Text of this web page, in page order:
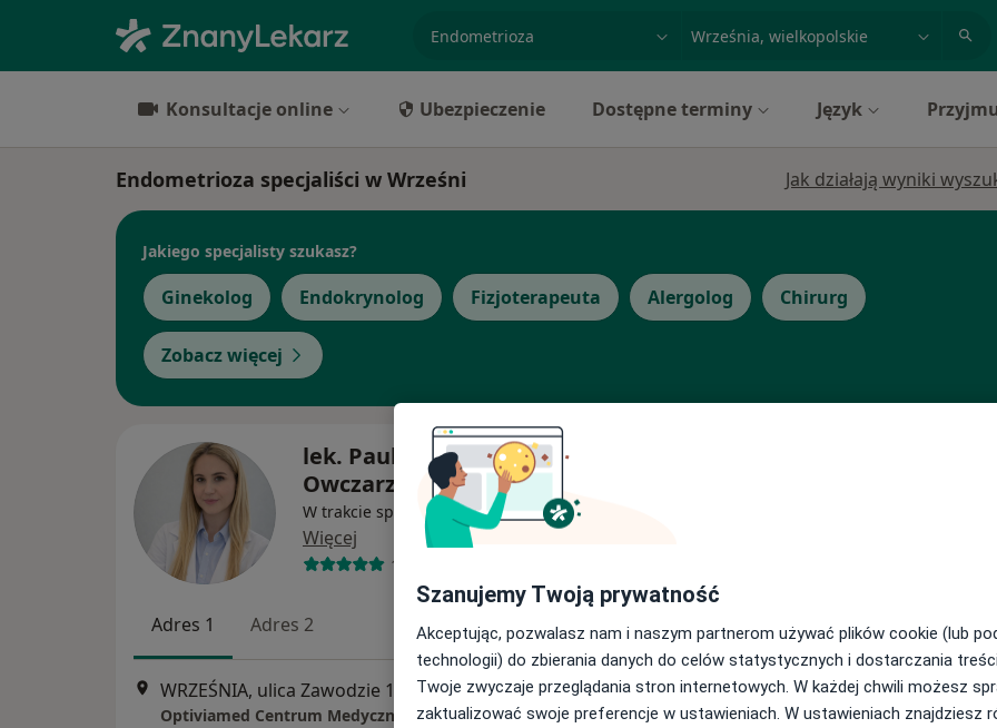
miasto lub dzielnica
Konsultacje online Ubezpieczenie Dostępne terminy Język
Endometrioza specjaliści w Wrześni Jak działają wyniki
Jakiego specjalisty szukasz?
Ginekolog Endokrynolog Fizjoterapeuta Alergolog Chirurg
Zobacz więcej
lek. Paulina Adamska-
Owczarzak
W trakcie specjalizacji (Ginekolog)·
Więcej
146 opinii
Adres 1 Adres 2
WRZEŚNIA, ulica Zawodzie 1A/U2, Września •Mapa
Optiviamed Centrum Medyczne
Szanujemy Twoją prywatność
Akceptując, pozwalasz nam i naszym partnerom używać plików cookie (lub
technologii) do zbierania danych do celów statystycznych i dostarczania
Twoje zwyczaje przeglądania stron internetowych. W każdej chwili możesz
zaktualizować swoje preferencje w ustawieniach. W ustawieniach znajdziesz